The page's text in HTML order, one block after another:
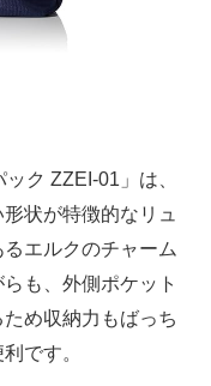
ク ZZEI-01」は、
状が特徴的なリュ
エルクのチャーム
も、外側ポケット
め収納力もばっち
です。